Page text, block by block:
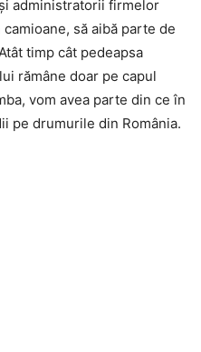
administratorii firmelor
să aibă parte de
timp cât pedeapsa
rămâne doar pe capul
vom avea parte din ce în
pe drumurile din România.